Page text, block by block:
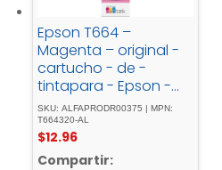
Epson T664 –
Magenta – original -
cartucho - de -
tintapara - Epson -
L380, - L386, - L395, -
L495; - EcoTank - ET-
2600, - 2650, - L1455, -
L396, - L606, - L656
SKU: ALFAPRODR00375 | MPN:
T664320-AL
$12.96
Compartir: